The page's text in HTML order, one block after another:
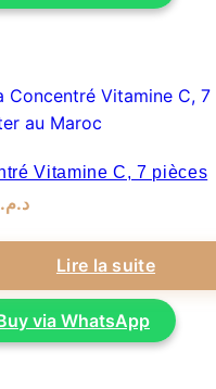
Vitamine C, 7 pièces
د.م.
Lire la suite
via WhatsApp